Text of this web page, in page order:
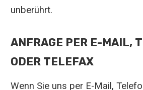
unberührt.
ANFRAGE PER E-MAIL,
ODER TELEFAX
Wenn Sie uns per E-Mail,